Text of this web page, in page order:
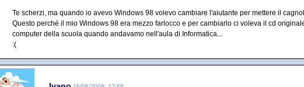
Te scherzi, ma quando io avevo Windows 98 volevo cambiare l'aiutante per mettere il
Questo perché il mio Windows 98 era mezzo farlocco e per cambiarlo ci voleva il cd
computer della scuola quando andavamo nell'aula di Informatica...
:(